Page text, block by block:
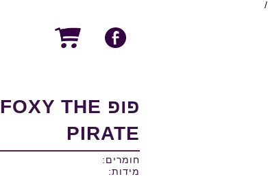
/
פופ FOXY THE
PIRATE
חומרים:
מידות: